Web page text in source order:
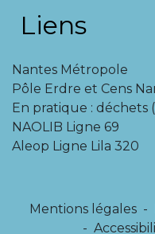
Liens
Nantes Métropole
Pôle Erdre et Cens
En pratique :
NAOLIB Ligne 69
Aleop Ligne Lila 320
Mentions légales -
-